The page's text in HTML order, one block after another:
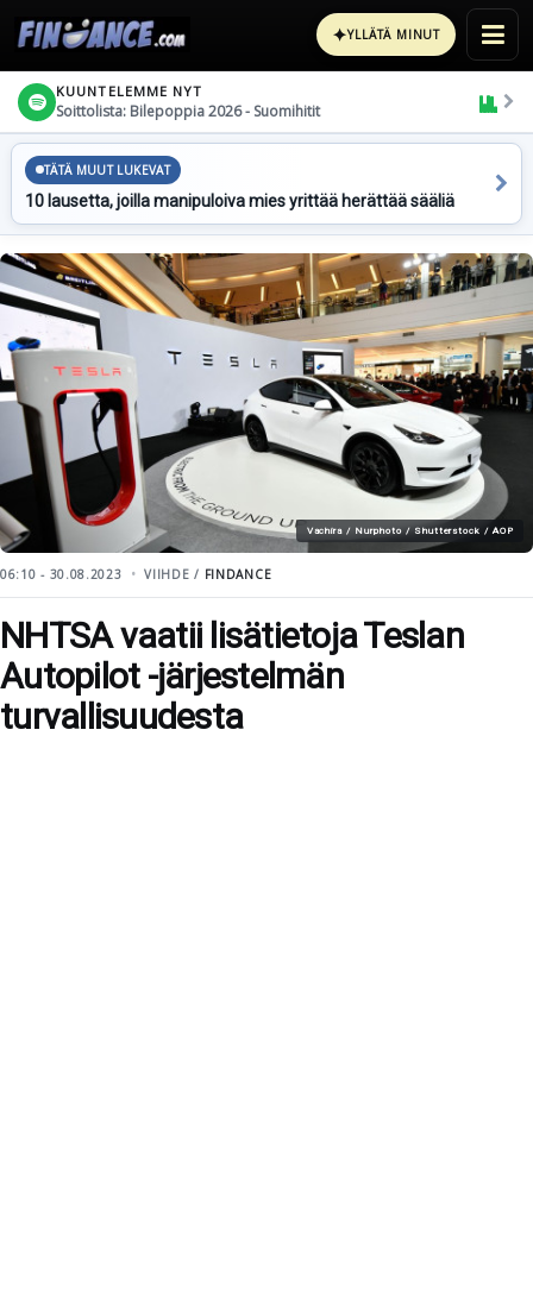
✦YLLÄTÄ MINUT
KUUNTELEMME NYT
Soittolista: Bilepoppia 2026 - Suomihitit
TÄTÄ MUUT LUKEVAT
10 lausetta, joilla manipuloiva mies yrittää herättää sääliä
Vachira / Nurphoto / Shutterstock / AOP
06:10 - 30.08.2023 VIIHDE / FINDANCE
NHTSA vaatii lisätietoja Teslan
Autopilot -järjestelmän
turvallisuudesta